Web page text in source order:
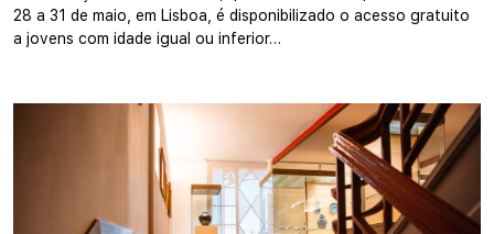
28 a 31 de maio, em Lisboa, é disponibilizado o acesso gratuito
a jovens com idade igual ou inferior…